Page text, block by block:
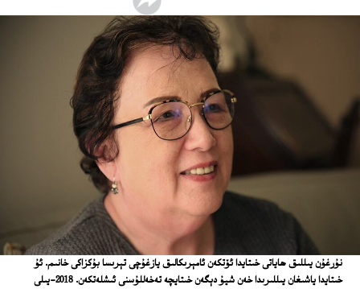
نۇرغۇن يىللىق ھاياتى خىتايدا ئۆتكەن ئامېرىكالىق يازغۇچى تېرىسا بۇكزاكى خانىم. ئۇ
خىتايدا ياشىغان يىللىرىدا خەن شيۇ دېگەن خىتايچە تەخەللۇسنى ئىشلەتكەن. 2018-يىلى